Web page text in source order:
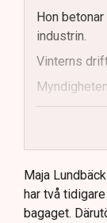
Hon
industrin.
Vinterns
Maja
Maja
har två
bagaget.